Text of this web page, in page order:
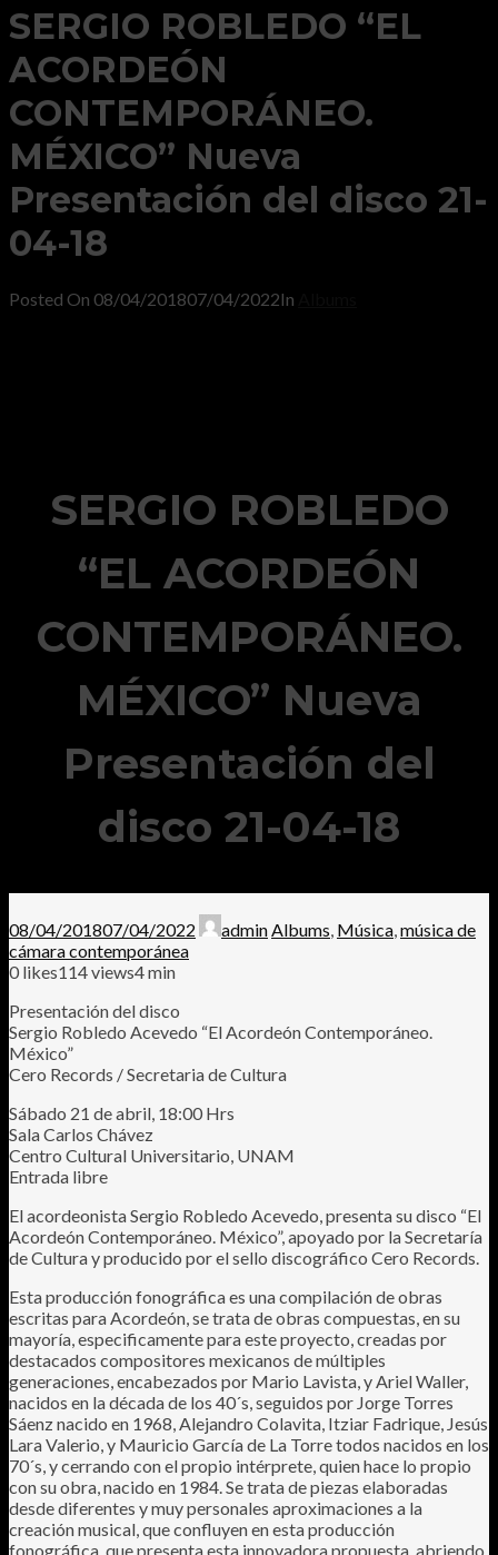
enter
SERGIO ROBLEDO “EL
ACORDEÓN
CONTEMPORÁNEO.
MÉXICO” Nueva
Presentación del disco 21-
04-18
Posted On 08/04/201807/04/2022In
SERGIO ROBLEDO
“EL ACORDEÓN
CONTEMPORÁNEO.
MÉXICO” Nueva
Presentación del
disco 21-04-18
08/04/201807/04/2022 adminAlbums, Música,música de
cámara contemporánea
0 likes114 views4 min
Presentación del disco
Sergio Robledo Acevedo “El Acordeón Contemporáneo.
México”
Cero Records / Secretaria de Cultura
Sábado 21 de abril, 18:00 Hrs
Sala Carlos Chávez
Centro Cultural Universitario, UNAM
Entrada libre
El acordeonista Sergio Robledo Acevedo, presenta su disco “El
Acordeón Contemporáneo. México”, apoyado por la Secretaría
de Cultura y producido por el sello discográfico Cero Records.
Esta producción fonográfica es una compilación de obras
escritas para Acordeón, se trata de obras compuestas, en su
mayoría, especificamente para este proyecto, creadas por
destacados compositores mexicanos de múltiples
generaciones, encabezados por Mario Lavista, y Ariel Waller,
nacidos en la década de los 40´s, seguidos por Jorge Torres
Sáenz nacido en 1968, Alejandro Colavita, Itziar Fadrique, Jesús
Lara Valerio, y Mauricio García de La Torre todos nacidos en los
70´s, y cerrando con el propio intérprete, quien hace lo propio
con su obra, nacido en 1984. Se trata de piezas elaboradas
desde diferentes y muy personales aproximaciones a la
creación musical, que confluyen en esta producción
fonográfica, que presenta esta innovadora propuesta, abriendo